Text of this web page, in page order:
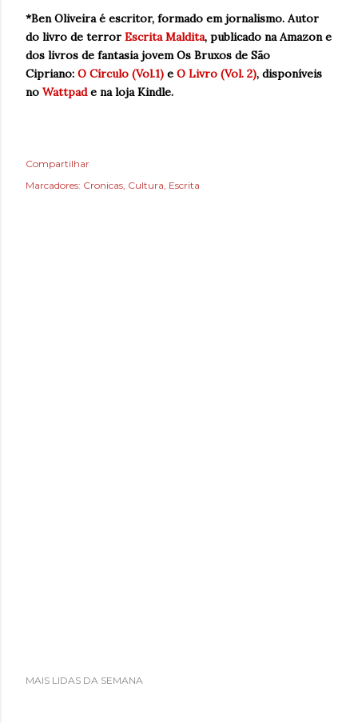
*Ben Oliveira é escritor, formado em jornalismo. Autor
do livro de terror Escrita Maldita, publicado na Amazon e
dos livros de fantasia jovem Os Bruxos de São
Cipriano: O Círculo (Vol.1) e O Livro (Vol. 2), disponíveis
no Wattpade na loja Kindle.
Compartilhar
Marcadores: Cronicas Cultura Escrita
MAIS LIDAS DA SEMANA